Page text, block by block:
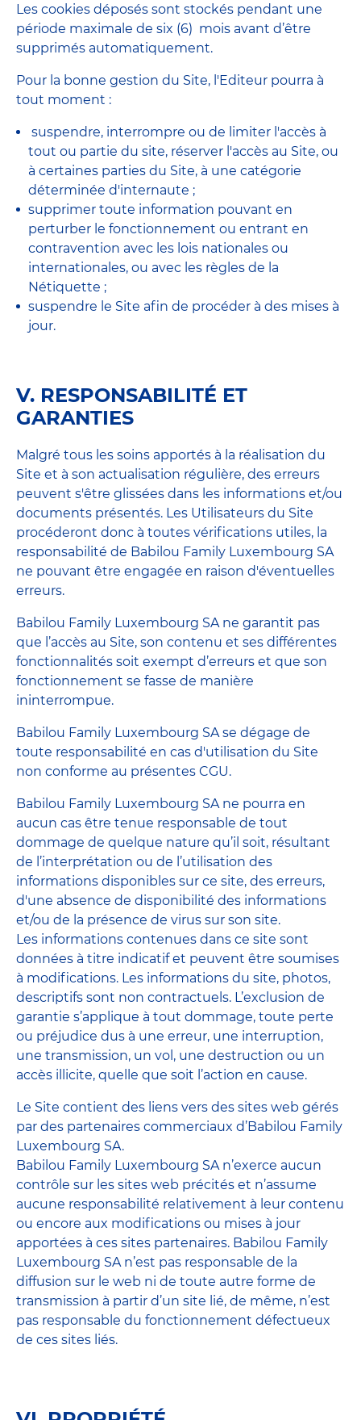
Les cookies déposés sont stockés pendant une
période maximale de six (6) mois avant d’être
supprimés automatiquement.
Pour la bonne gestion du Site, l'Editeur pourra à
tout moment :
suspendre, interrompre ou de limiter l'accès à
tout ou partie du site, réserver l'accès au Site, ou
à certaines parties du Site, à une catégorie
déterminée d'internaute ;
supprimer toute information pouvant en
perturber le fonctionnement ou entrant en
contravention avec les lois nationales ou
internationales, ou avec les règles de la
Nétiquette ;
suspendre le Site afin de procéder à des mises à
jour.
V. RESPONSABILITÉ ET
GARANTIES
Malgré tous les soins apportés à la réalisation du
Site et à son actualisation régulière, des erreurs
peuvent s'être glissées dans les informations et/ou
documents présentés. Les Utilisateurs du Site
procéderont donc à toutes vérifications utiles, la
responsabilité de Babilou Family Luxembourg SA
ne pouvant être engagée en raison d'éventuelles
erreurs.
Babilou Family Luxembourg SA ne garantit pas
que l’accès au Site, son contenu et ses différentes
fonctionnalités soit exempt d’erreurs et que son
fonctionnement se fasse de manière
ininterrompue.
Babilou Family Luxembourg SA se dégage de
toute responsabilité en cas d'utilisation du Site
non conforme au présentes CGU.
Babilou Family Luxembourg SA ne pourra en
aucun cas être tenue responsable de tout
dommage de quelque nature qu’il soit, résultant
de l’interprétation ou de l’utilisation des
informations disponibles sur ce site, des erreurs,
d'une absence de disponibilité des informations
et/ou de la présence de virus sur son site.
Les informations contenues dans ce site sont
données à titre indicatif et peuvent être soumises
à modifications. Les informations du site, photos,
descriptifs sont non contractuels. L’exclusion de
garantie s’applique à tout dommage, toute perte
ou préjudice dus à une erreur, une interruption,
une transmission, un vol, une destruction ou un
accès illicite, quelle que soit l’action en cause.
Le Site contient des liens vers des sites web gérés
par des partenaires commerciaux d’Babilou Family
Luxembourg SA.
Babilou Family Luxembourg SA n’exerce aucun
contrôle sur les sites web précités et n’assume
aucune responsabilité relativement à leur contenu
ou encore aux modifications ou mises à jour
apportées à ces sites partenaires. Babilou Family
Luxembourg SA n’est pas responsable de la
diffusion sur le web ni de toute autre forme de
transmission à partir d’un site lié, de même, n’est
pas responsable du fonctionnement défectueux
de ces sites liés.